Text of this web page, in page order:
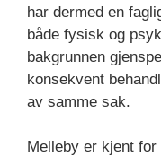
har dermed en
både fysisk og
bakgrunnen
konsekvent
av samme sak.
Melleby er kjent